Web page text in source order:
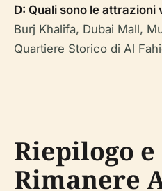
D: Quali sono le
Burj Khalifa, Dubai Mall,
Quartiere Storico di Al
Riepilogo e
Rimanere